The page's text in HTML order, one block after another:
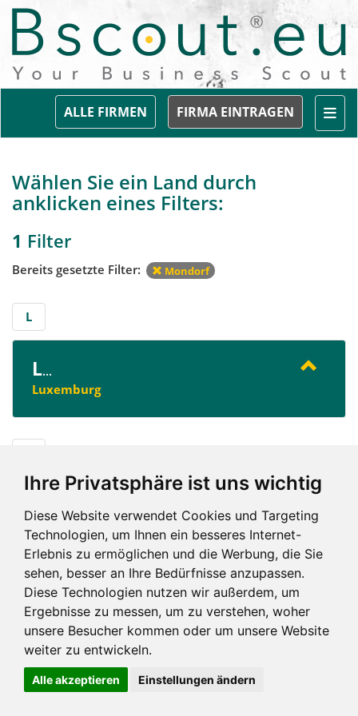
Ihre Privatsphäre ist uns wichtig
Diese Website verwendet Cookies und Targeting
Technologien, um Ihnen ein besseres Internet-
Erlebnis zu ermöglichen und die Werbung, die Sie
sehen, besser an Ihre Bedürfnisse anzupassen.
Diese Technologien nutzen wir außerdem, um
Ergebnisse zu messen, um zu verstehen, woher
unsere Besucher kommen oder um unsere Website
weiter zu entwickeln.
Alle akzeptieren Einstellungen ändern
FIRMA EINTRAGEN
ALLE FIRMEN
Wählen Sie ein Land durch
anklicken eines Filters:
1 Filter
Bereits gesetzte Filter: Mondorf
L
L...
Luxemburg
Impressum und mehr